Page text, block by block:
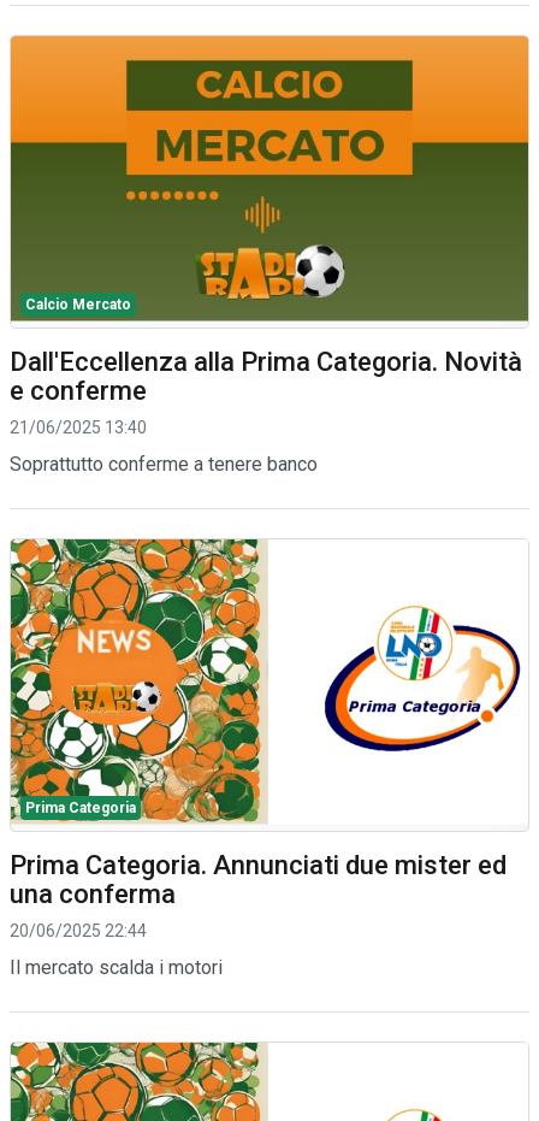
Calcio Mercato
Dall'Eccellenza alla Prima Categoria. Novità
e conferme
21/06/2025 13:40
Soprattutto conferme a tenere banco
Prima Categoria
Prima Categoria. Annunciati due mister ed
una conferma
20/06/2025 22:44
Il mercato scalda i motori